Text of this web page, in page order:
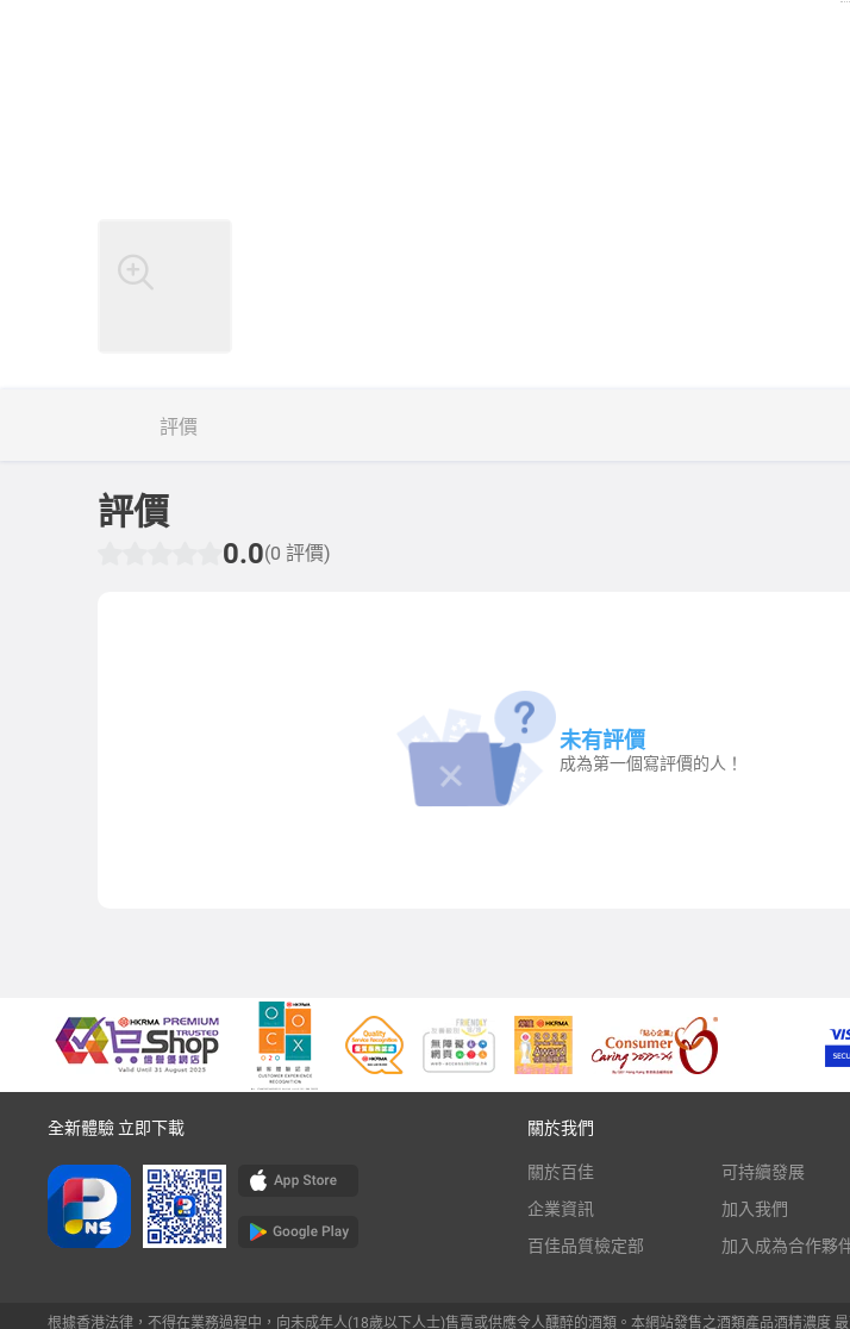
評價
評價
0.0(0 評價)
未有評價
成為第一個寫評價的人！
全新體驗 立即下載 關於我們
關於百佳
企業資訊
百佳品質檢定部
可持續發展
加入我們
加入成為合作夥
根據香港法律，不得在業務過程中，向未成年人(18歲以下人士)售賣或供應令人醺醉的酒類。本網站發售之酒類產品酒精濃度 最